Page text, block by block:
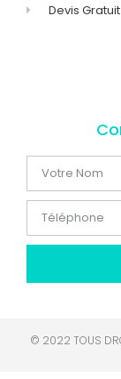
Devis Gratuit
© 2022 TOUS